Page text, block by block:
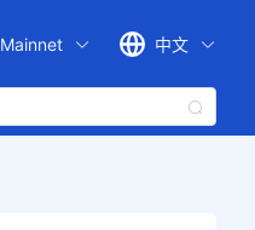
Mainnet 中文